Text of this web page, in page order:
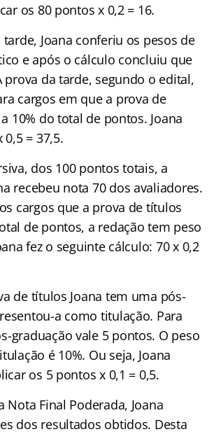
os 80 pontos x 0,2 = 16.
tarde, Joana conferiu os pesos de
e após o cálculo concluiu que
prova da tarde, segundo o edital,
cargos em que a prova de
10% do total de pontos. Joana
= 37,5.
dos 100 pontos totais, a
recebeu nota 70 dos avaliadores.
cargos que a prova de títulos
de pontos, a redação tem peso
fez o seguinte cálculo: 70 x 0,2
de títulos Joana tem uma pós-
a como titulação. Para
graduação vale 5 pontos. O peso
é 10%. Ou seja, Joana
os 5 pontos x 0,1 = 0,5.
Nota Final Poderada, Joana
dos resultados obtidos. Desta